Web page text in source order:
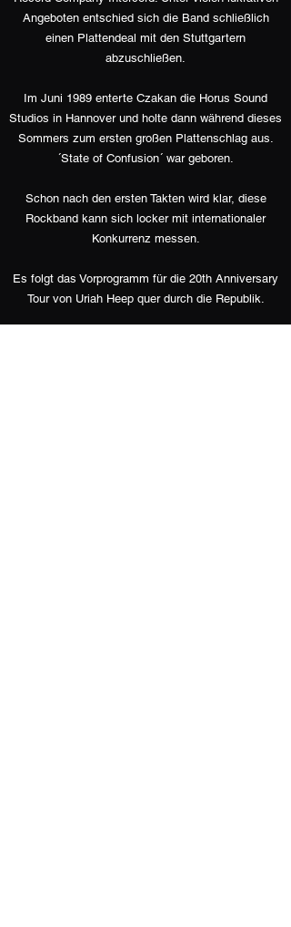
Angeboten entschied sich die Band schließlich
einen Plattendeal mit den Stuttgartern
abzuschließen.
Im Juni 1989 enterte Czakan die Horus Sound
Studios in Hannover und holte dann während dieses
Sommers zum ersten großen Plattenschlag aus.
´State of Confusion´ war geboren.
Schon nach den ersten Takten wird klar, diese
Rockband kann sich locker mit internationaler
Konkurrenz messen.
Es folgt das Vorprogramm für die 20th Anniversary
Tour von Uriah Heep quer durch die Republik.